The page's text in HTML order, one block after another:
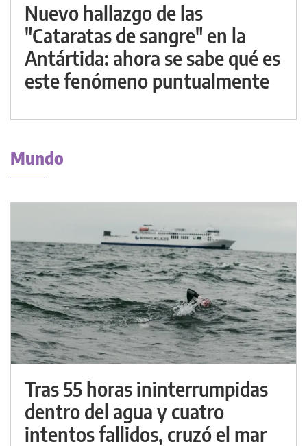
Nuevo hallazgo de las
"Cataratas de sangre" en la
Antártida: ahora se sabe qué es
este fenómeno puntualmente
Mundo
Tras 55 horas ininterrumpidas
dentro del agua y cuatro
intentos fallidos, cruzó el mar